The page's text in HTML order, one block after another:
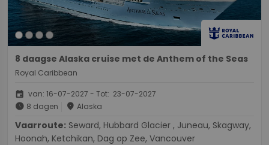
8 daagse Alaska cruise met de Anthem of the Seas
Royal Caribbean
event van: 16-07-2027 - Tot: 23-07-2027
schedule 8 dagen place Alaska
Vaarroute:
Hoonah, Ketchikan, Dag op Zee, Vancouver